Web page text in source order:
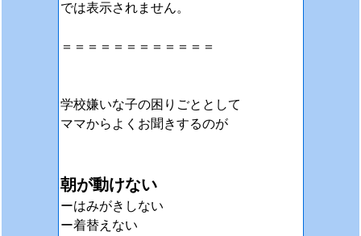
では表示されません。
＝＝＝＝＝＝＝＝＝＝＝＝
学校嫌いな子の困りごととして
ママからよくお聞きするのが
朝が動けない
ーはみがきしない
ー着替えない